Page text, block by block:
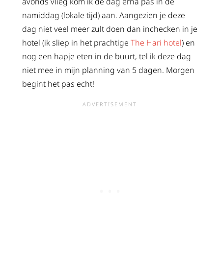
namiddag (lokale tijd) aan. Aangezien je deze
dag niet veel meer zult doen dan inchecken in je
hotel (ik sliep in het prachtige The Hari hotel) en
nog een hapje eten in de buurt, tel ik deze dag
niet mee in mijn planning van 5 dagen. Morgen
begint het pas echt!